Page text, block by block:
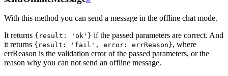
With this method you can send a message in the offline chat mode.
It returns {result: 'ok'} if the passed parameters are correct. And
it returns {result: 'fail', error: errReason}, where
errReason is the validation error of the passed parameters, or the
reason why you can not send an offline message.